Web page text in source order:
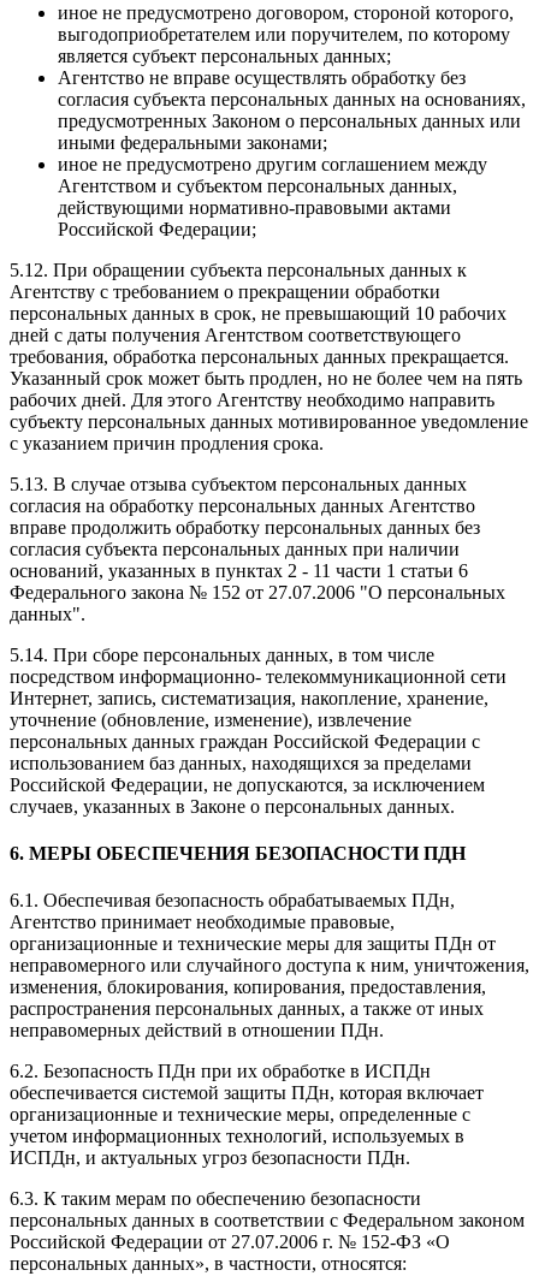
иное не предусмотрено договором, стороной которого,
выгодоприобретателем или поручителем, по которому
является субъект персональных данных;
Агентство не вправе осуществлять обработку без
согласия субъекта персональных данных на основаниях,
предусмотренных Законом о персональных данных или
иными федеральными законами;
иное не предусмотрено другим соглашением между
Агентством и субъектом персональных данных,
действующими нормативно-правовыми актами
Российской Федерации;
5.12. При обращении субъекта персональных данных к
Агентству с требованием о прекращении обработки
персональных данных в срок, не превышающий 10 рабочих
дней с даты получения Агентством соответствующего
требования, обработка персональных данных прекращается.
Указанный срок может быть продлен, но не более чем на пять
рабочих дней. Для этого Агентству необходимо направить
субъекту персональных данных мотивированное уведомление
с указанием причин продления срока.
5.13. В случае отзыва субъектом персональных данных
согласия на обработку персональных данных Агентство
вправе продолжить обработку персональных данных без
согласия субъекта персональных данных при наличии
оснований, указанных в пунктах 2 - 11 части 1 статьи 6
Федерального закона № 152 от 27.07.2006 "О персональных
данных".
5.14. При сборе персональных данных, в том числе
посредством информационно- телекоммуникационной сети
Интернет, запись, систематизация, накопление, хранение,
уточнение (обновление, изменение), извлечение
персональных данных граждан Российской Федерации с
использованием баз данных, находящихся за пределами
Российской Федерации, не допускаются, за исключением
случаев, указанных в Законе о персональных данных.
6. МЕРЫ ОБЕСПЕЧЕНИЯ БЕЗОПАСНОСТИ ПДН
6.1. Обеспечивая безопасность обрабатываемых ПДн,
Агентство принимает необходимые правовые,
организационные и технические меры для защиты ПДн от
неправомерного или случайного доступа к ним, уничтожения,
изменения, блокирования, копирования, предоставления,
распространения персональных данных, а также от иных
неправомерных действий в отношении ПДн.
6.2. Безопасность ПДн при их обработке в ИСПДн
обеспечивается системой защиты ПДн, которая включает
организационные и технические меры, определенные с
учетом информационных технологий, используемых в
ИСПДн, и актуальных угроз безопасности ПДн.
6.3. К таким мерам по обеспечению безопасности
персональных данных в соответствии с Федеральном законом
Российской Федерации от 27.07.2006 г. № 152-ФЗ «О
персональных данных», в частности, относятся: